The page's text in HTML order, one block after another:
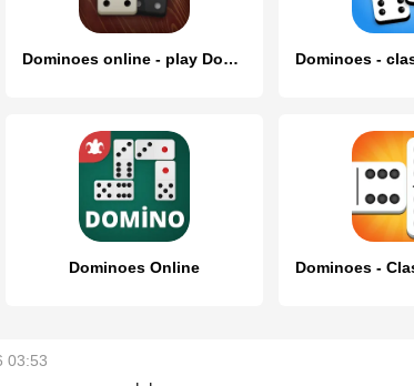
Dominoes online - play Domino!
Dominoes Online
03:53